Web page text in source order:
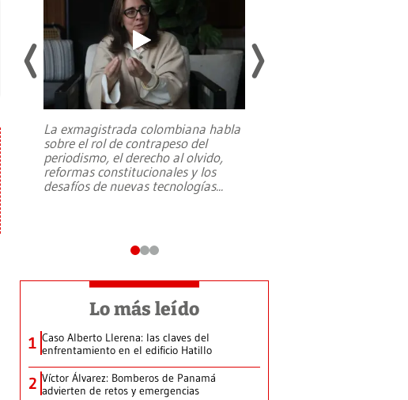
La exmagistrada colombiana habla
sobre el rol de contrapeso del
periodismo, el derecho al olvido,
reformas constitucionales y los
desafíos de nuevas tecnologías...
Lo más leído
1 Caso Alberto Llerena: las claves del
enfrentamiento en el edificio Hatillo
2 Víctor Álvarez: Bomberos de Panamá
advierten de retos y emergencias